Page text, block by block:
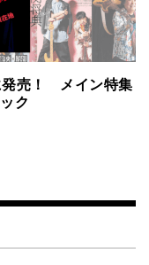
発売！ メイン特集
ク